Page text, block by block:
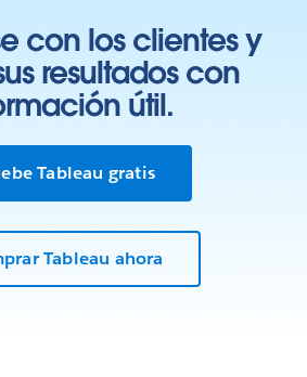
con los clientes y
resultados con
útil.
Tableau gratis
Tableau ahora